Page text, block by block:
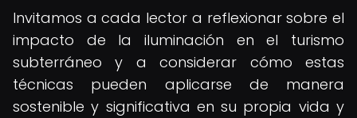
Invitamos a cada lector a reflexionar sobre el
impacto de la iluminación en el turismo
subterráneo y a considerar cómo estas
técnicas pueden aplicarse de manera
sostenible y significativa en su propia vida y